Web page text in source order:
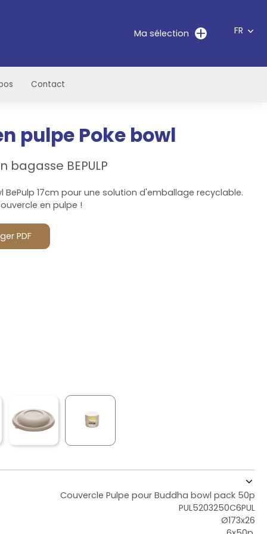
Ma sélection FR
Contact
pulpe Poke bowl
BEPULP
17cm pour une solution d'emballage recyclable.
en pulpe !
PDF
Couvercle Pulpe pour Buddha bowl pack 50p
PUL5203250C6PUL
Ø173x26